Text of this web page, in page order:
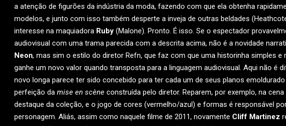
a atenção de figurões da indústria da moda, fazendo com que ela obtenha
modelos, e junto com isso também desperte a inveja de outras beldades
interesse na maquiadora Ruby (Malone). Pronto. É isso. Se o espectador
audiovisual com uma trama parecida com a descrita acima, não é a novidade
Neon, mas sim o estilo do diretor Refn, que faz com que uma historinha simples e
ganhe um novo valor quando transposta para a linguagem audiovisual. Aqui não é
novo longa parece ter sido concebido para ter cada um de seus planos
perfeição da mise en scène construída pelo diretor. Reparem, por exemplo, na
destaque da coleção, e o jogo de cores (vermelho/azul) e formas é responsável
personagem. Aliás, assim como naquele filme de 2011, novamente Cliff Martinez